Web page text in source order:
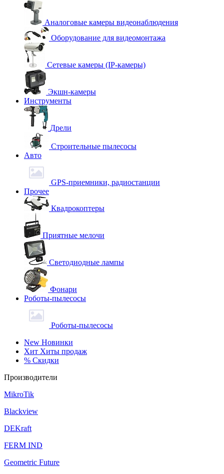
Аналоговые камеры видеонаблюдения
Оборудование для видеомонтажа
Сетевые камеры (IP-камеры)
Экшн-камеры
Инструменты
Дрели
Строительные пылесосы
Авто
GPS-приемники, радиостанции
Прочее
Квадрокоптеры
Приятные мелочи
Светодиодные лампы
Фонари
Роботы-пылесосы
Роботы-пылесосы
New Новинки
Хит Хиты продаж
% Скидки
Производители
MikroTik
Blackview
DEKraft
FERM IND
Geometric Future